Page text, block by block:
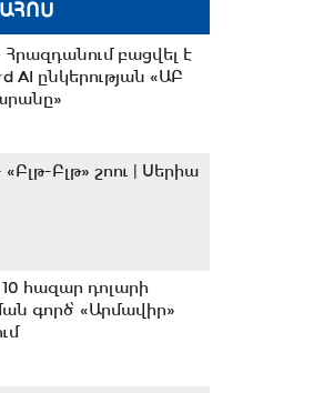
Հրազդանում բացվել է
AI ընկերության «ԱԲ
«Բլթ-Բլթ» շոու | Սերիա
10 հազար դոլարի
գործ՝ «Արմավիր»